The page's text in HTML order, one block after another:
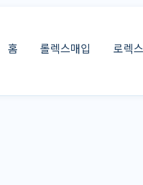
홈 롤렉스매입 로렉